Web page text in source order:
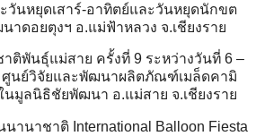
วันหยุดเสาร์-อาทิตย์และวันหยุดนักขต
ดอยตุงฯ อ.แม่ฟ้าหลวง จ.เชียงราย
าติพันธุ์แม่สาย ครั้งที่ 9 ระหว่างวันที่ 6 –
ศูนย์วิจัยและพัฒนาผลิตภัณฑ์เมล็ดคามิ
มูลนิธิชัยพัฒนา อ.แม่สาย จ.เชียงราย
านาชาติ International Balloon Fiesta